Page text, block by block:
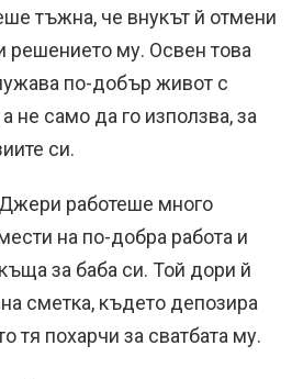
тъжна, че внукът й отмени
решението му. Освен това
по-добър живот с
не само да го използва, за
си.
работеше много
на по-добра работа и
за баба си. Той дори й
сметка, където депозира
тя похарчи за сватбата му.